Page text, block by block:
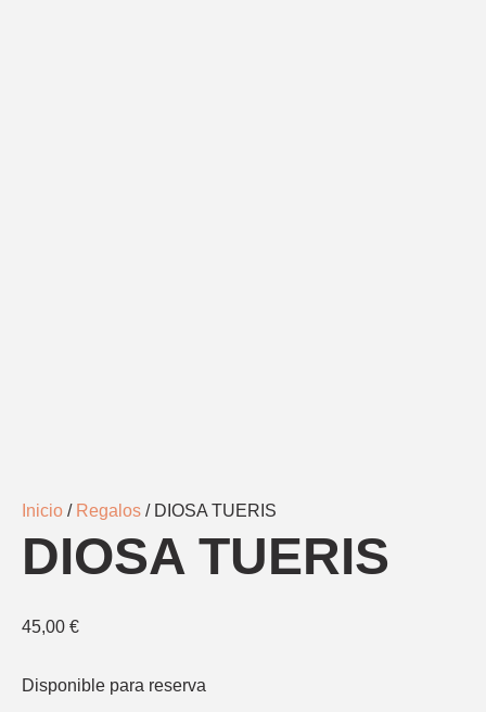
Inicio / Regalos / DIOSA TUERIS
DIOSA TUERIS
45,00 €
Disponible para reserva